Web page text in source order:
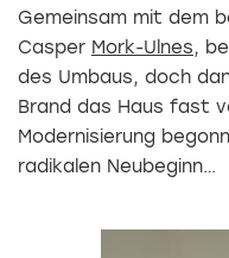
Gemeinsam mit dem
Casper Mork-Ulnes,
des Umbaus, doch
Brand das Haus fast
Modernisierung
radikalen Neubeginn…